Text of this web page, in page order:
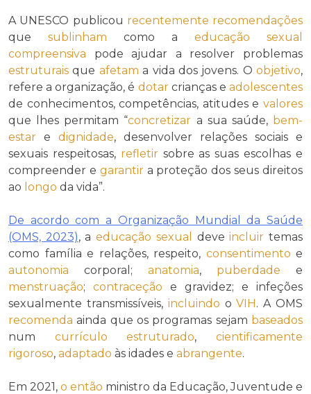
A UNESCO publicou recentemente recomendações
que sublinham como a educação sexual
compreensiva pode ajudar a resolver problemas
estruturais que afetam a vida dos jovens. O objetivo,
refere a organização, é dotarcrianças eadolescentes
de conhecimentos, competências, atitudes e valores
que lhes permitam “concretizar a sua saúde, bem-
estar e dignidade, desenvolver relações sociais e
sexuais respeitosas, refletirsobre as suas escolhas e
compreender e garantira proteção dos seus direitos
ao longo da vida”.
De acordo com a Organização Mundial da Saúde
(OMS, 2023), aeducação sexual deveincluir temas
como família e relações, respeito, consentimento e
autonomia corporal; anatomia, puberdade e
menstruação; contraceção e gravidez; e infeções
sexualmente transmissíveis, incluindo oVIH. A OMS
recomenda ainda que os programas sejam baseados
num currículo estruturado,cientificamente
rigoroso, adaptado às idades e abrangente.
Em 2021, o então ministro da Educação, Juventude e